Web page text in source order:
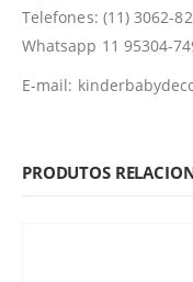
Telefones: (11) 3062-
Whatsapp 11 95304-
E-mail:
PRODUTOS